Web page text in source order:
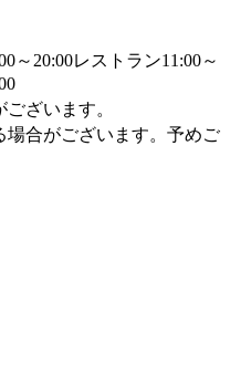
～20:00レストラン11:00～
ざいます。
合がございます。予めご